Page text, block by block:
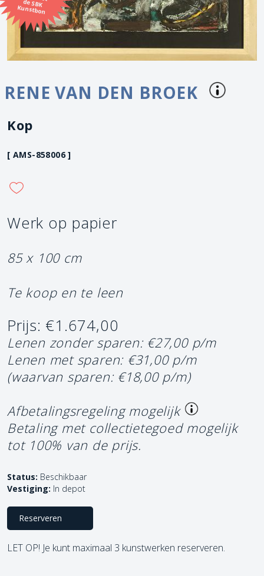
Kunstbon
RENE VAN DEN BROEK
Kop
[ AMS-858006 ]
Werk op papier
85 x 100 cm
Te koop en te leen
Prijs: €1.674,00
Lenen zonder sparen: €27,00 p/m
Lenen met sparen: €31,00 p/m
(waarvan sparen: €18,00 p/m)
Afbetalingsregeling mogelijk
Betaling met collectietegoed mogelijk
tot 100% van de prijs.
Status: Beschikbaar
Vestiging: In depot
Reserveren
LET OP! Je kunt maximaal 3 kunstwerken reserveren.